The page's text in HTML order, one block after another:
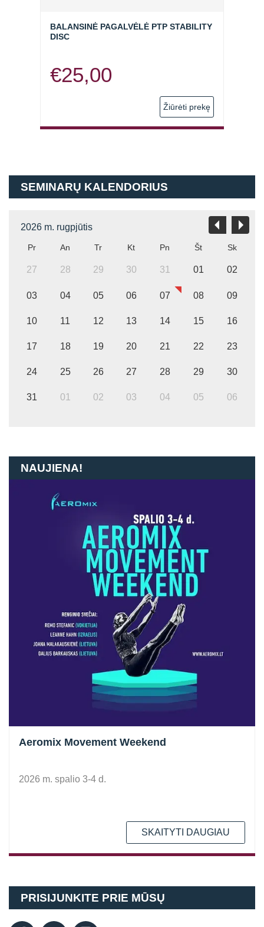
BALANSINĖ PAGALVĖLĖ PTP STABILITY
DISC
€25,00
Žiūrėti prekę
SEMINARŲ KALENDORIUS
2026 m. rugpjūtis
Pr An Tr Kt Pn Št Sk
27 28 29 30 31 01 02
03 04 05 06 07 08 09
10 11 12 13 14 15 16
17 18 19 20 21 22 23
24 25 26 27 28 29 30
31 01 02 03 04 05 06
NAUJIENA!
Aeromix Movement Weekend
2026 m. spalio 3-4 d.
SKAITYTI DAUGIAU
PRISIJUNKITE PRIE MŪSŲ